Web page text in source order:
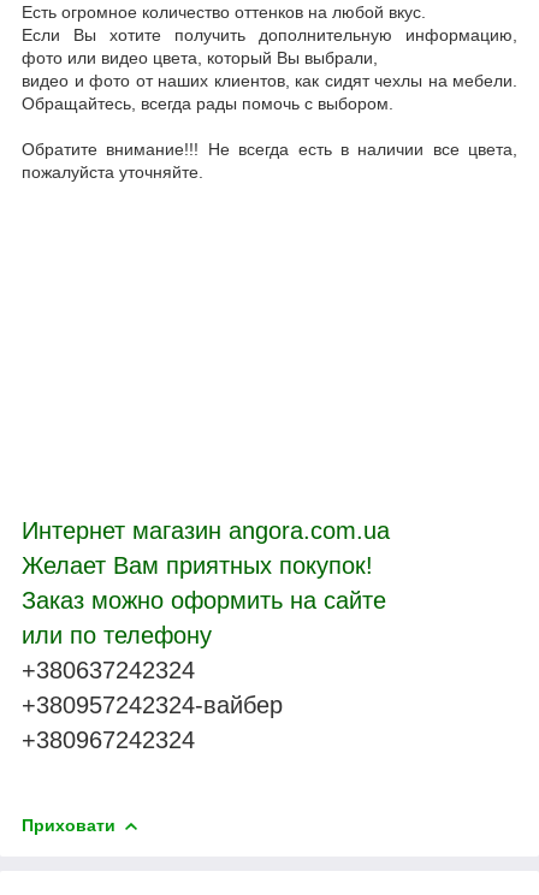
Есть огромное количество оттенков на любой вкус.
Если Вы хотите получить дополнительную информацию,
фото или видео цвета, который Вы выбрали,
видео и фото от наших клиентов, как сидят чехлы на мебели.
Обращайтесь, всегда рады помочь с выбором.
Обратите внимание!!! Не всегда есть в наличии все цвета,
пожалуйста уточняйте.
Интернет магазин angora.com.ua
Желает Вам приятных покупок!
Заказ можно оформить на сайте
или по телефону
+380637242324
+380957242324-вайбер
+380967242324
Приховати